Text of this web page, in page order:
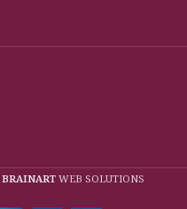
BRAINART WEB SOLUTIONS